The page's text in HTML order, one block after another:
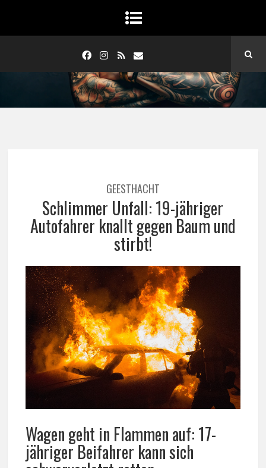
GEESTHACHT
Schlimmer Unfall: 19-jähriger
Autofahrer knallt gegen Baum und
stirbt!
Wagen geht in Flammen auf: 17-
jähriger Beifahrer kann sich